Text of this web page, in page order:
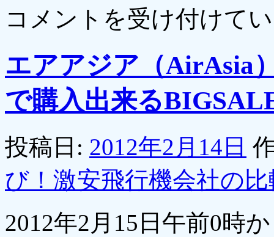
コメントを受け付けて
エアアジア（AirAsia
で購入出来る
投稿日: 2012年2月14日
び！激安飛行機会社の
2012年2月15日午前0時